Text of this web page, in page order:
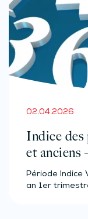
02.04.2026
Indice des
et anciens
Période Indice
an 1er